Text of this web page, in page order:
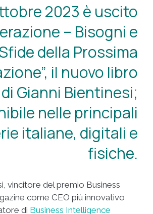
2023 è uscito
– Bisogni e
della Prossima
il nuovo libro
di Gianni Bientinesi;
nelle principali
italiane, digitali e
fisiche.
vincitore del premio Business
come CEO più innovativo
di Business Intelligence